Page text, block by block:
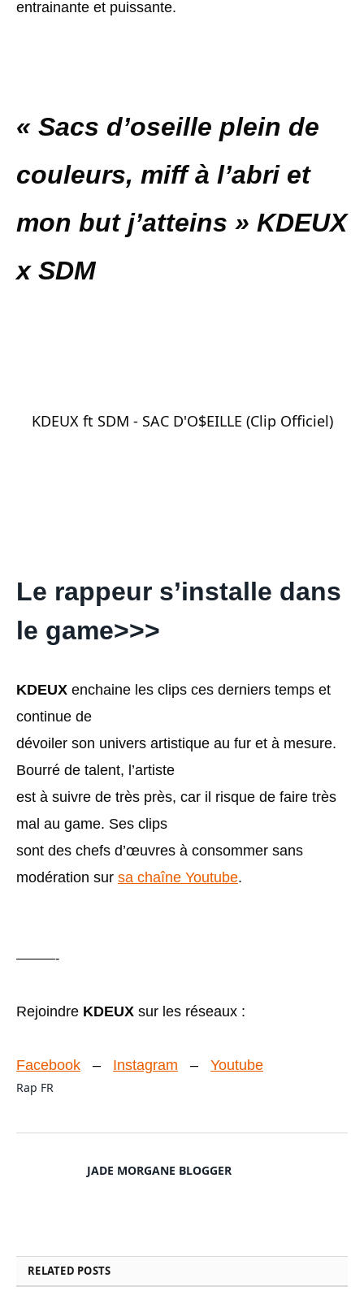
entrainante et puissante.
« Sacs d’oseille plein de
couleurs, miff à l’abri et
mon but j’atteins » KDEUX
x SDM
KDEUX ft SDM - SAC D'O$EILLE (Clip Officiel)
Le rappeur s’installe dans
le game>>>
KDEUX enchaine les clips ces derniers temps et
continue de
dévoiler son univers artistique au fur et à mesure.
Bourré de talent, l’artiste
est à suivre de très près, car il risque de faire très
mal au game. Ses clips
sont des chefs d’œuvres à consommer sans
modération sur sa chaîne Youtube.
———-
Rejoindre KDEUX sur les réseaux :
Facebook – Instagram – Youtube
Rap FR
JADE MORGANE BLOGGER
RELATED POSTS